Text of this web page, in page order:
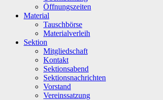
Öffnungszeiten
Material
Tauschbörse
Materialverleih
Sektion
Mitgliedschaft
Kontakt
Sektionsabend
Sektionsnachrichten
Vorstand
Vereinssatzung